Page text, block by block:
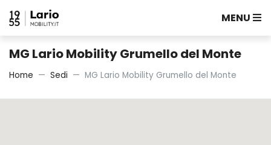
MENU
MG Lario Mobility Grumello del Monte
Home Sedi MG Lario Mobility Grumello del Monte